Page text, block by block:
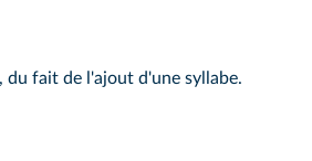
du fait de l'ajout d'une syllabe.